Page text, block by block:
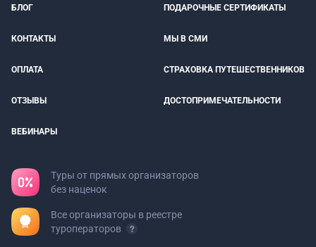
БЛОГ ПОДАРОЧНЫЕ СЕРТИФИКАТЫ
КОНТАКТЫ МЫ В СМИ
ОПЛАТА СТРАХОВКА ПУТЕШЕСТВЕННИКОВ
ОТЗЫВЫ ДОСТОПРИМЕЧАТЕЛЬНОСТИ
ВЕБИНАРЫ
Туры от прямых организаторов
без наценок
Все организаторы в реестре
туроператоров